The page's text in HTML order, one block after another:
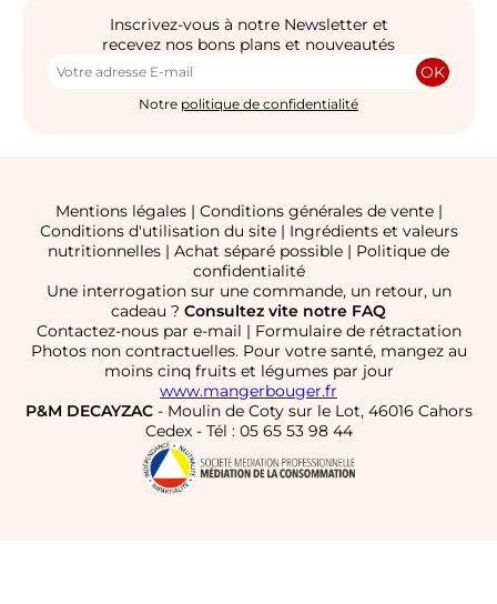
Inscrivez-vous à notre Newsletter et
recevez nos bons plans et nouveautés
OK
Notre politique de confidentialité
Mentions légales| Conditions générales de vente|
Conditions d'utilisation du site| Ingrédients et valeurs
nutritionnelles | Achat séparé possible | Politique de
confidentialité
Une interrogation sur une commande, un retour, un
cadeau ? Consultez vite notre FAQ
Contactez-nous par e-mail | Formulaire de rétractation
Photos non contractuelles. Pour votre santé, mangez au
moins cinq fruits et légumes par jour
www.mangerbouger.fr
P&M DECAYZAC- Moulin de Coty sur le Lot, 46016 Cahors
Cedex - Tél : 05 65 53 98 44